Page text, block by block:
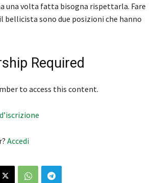
una volta fatta bisogna rispettarla. Fare
bellicista sono due posizioni che hanno
Required
to access this content.
Accedi